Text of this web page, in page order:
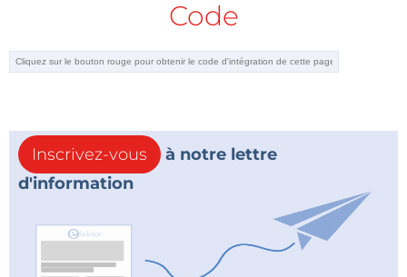
Code
Inscrivez-vous
à notre lettre
d'information